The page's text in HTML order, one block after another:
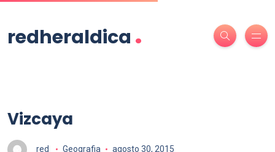
redheraldica .
Vizcaya
red Geografia agosto 30, 2015